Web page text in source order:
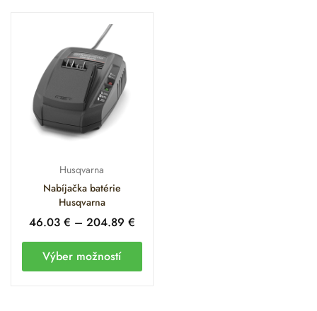
Husqvarna
Nabíjačka batérie
Husqvarna
46.03 € – 204.89 €
Výber možností